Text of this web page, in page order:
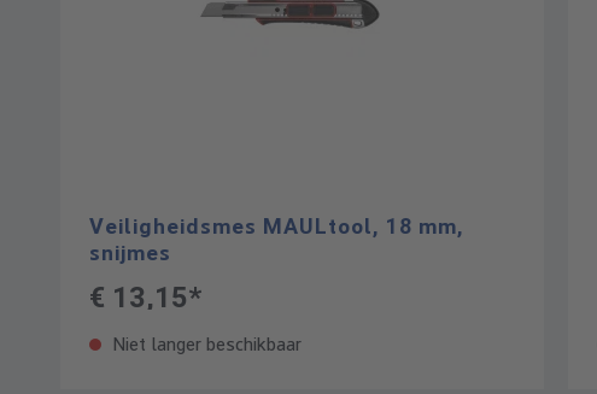
Veiligheidsmes MAULtool, 18 mm,
snijmes
€ 13,15*
Niet langer beschikbaar